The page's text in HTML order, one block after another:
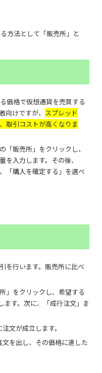
方法として「販売所」と
価格で仮想通貨を売買する
向けですが、 スプレッド
取引コストが高くなりま
「販売所」をクリックし、
を入力します。その後、
「購入を確定する」を選べ
を行います。販売所に比べ
」をクリックし、希望する
ます。次に、「成行注文」ま
文が成立します。
を出し、その価格に達した